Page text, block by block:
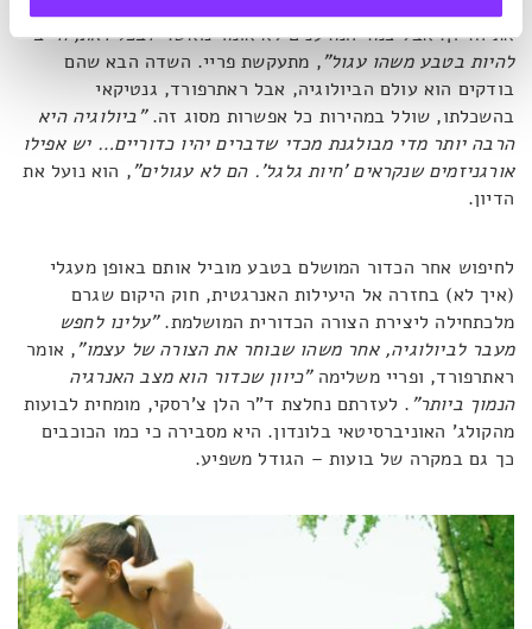
את הדיון. אבל צמד המדענים לא אומר נואש."ובכל זאת, חייב
להיות בטבע משהו עגול", מתעקשת פריי. השדה הבא שהם
בודקים הוא עולם הביולוגיה, אבל ראתרפורד, גנטיקאי
בהשכלתו, שולל במהירות כל אפשרות מסוג זה."ביולוגיה היא
הרבה יותר מדי מבולגנת מכדי שדברים יהיו כדוריים… יש אפילו
אורגניזמים שנקראים 'חיות גלגל'. הם לא עגולים", הוא נועל את
הדיון.
לחיפוש אחר הכדור המושלם בטבע מוביל אותם באופן מעגלי
(איך לא) בחזרה אל היעילות האנרגטית, חוק היקום שגרם
מלכתחילה ליצירת הצורה הכדורית המושלמת."עלינו לחפש
מעבר לביולוגיה, אחר משהו שבוחר את הצורה של עצמו", אומר
ראתרפורד, ופריי משלימה"כיוון שכדור הוא מצב האנרגיה
הנמוך ביותר". לעזרתם נחלצת ד"ר הלן צ'רסקי, מומחית לבועות
מהקולג' האוניברסיטאי בלונדון. היא מסבירה כי כמו הכוכבים
כך גם במקרה של בועות – הגודל משפיע.